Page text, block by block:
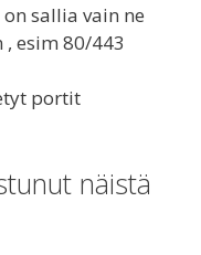
sallia vain ne
esim 80/443
portit
näistä